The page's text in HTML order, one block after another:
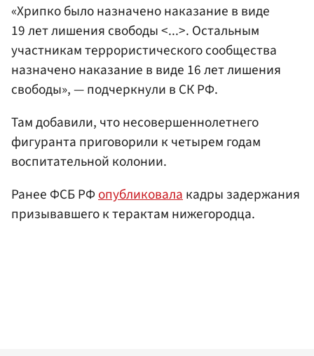
«Хрипко было назначено наказание в виде
19 лет лишения свободы <...>. Остальным
участникам террористического сообщества
назначено наказание в виде 16 лет лишения
свободы», — подчеркнули в СК РФ.
Там добавили, что несовершеннолетнего
фигуранта приговорили к четырем годам
воспитательной колонии.
Ранее ФСБ РФопубликовалакадры задержания
призывавшего к терактам нижегородца.